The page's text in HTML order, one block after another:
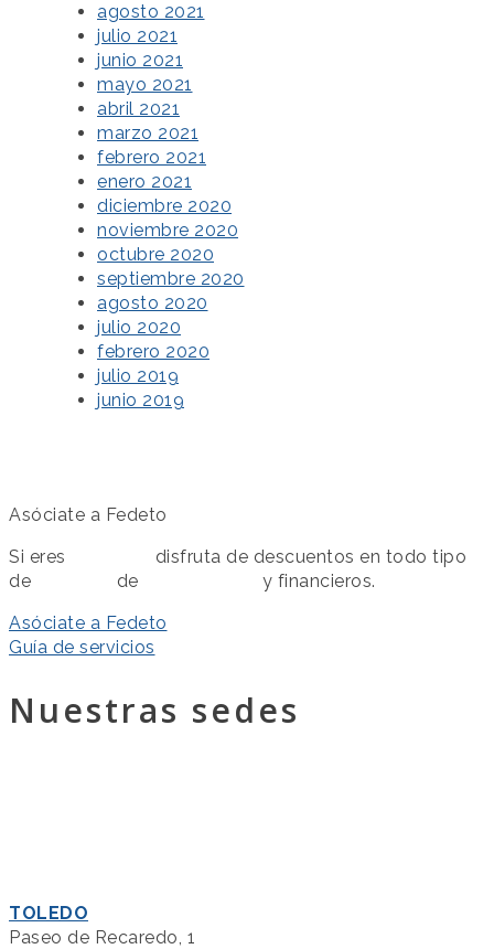
agosto 2021
julio 2021
junio 2021
mayo 2021
abril 2021
marzo 2021
febrero 2021
enero 2021
diciembre 2020
noviembre 2020
octubre 2020
septiembre 2020
agosto 2020
julio 2020
febrero 2020
julio 2019
junio 2019
Asóciate a Fedeto
Si eres
disfruta de descuentos en todo tipo
de
de
y financieros.
Asóciate a Fedeto
Guía de servicios
Nuestras sedes
TOLEDO
Paseo de Recaredo, 1